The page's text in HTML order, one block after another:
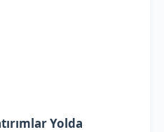
Yolda